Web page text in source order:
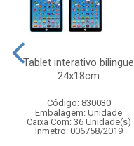
Tablet interativo bilingue
24x18cm
Código: 830030
Embalagem: Unidade
Caixa Com: 36 Unidade(s)
Inmetro: 006758/2019